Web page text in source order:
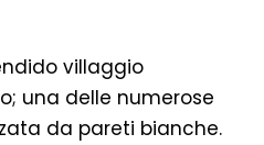
villaggio
una delle numerose
da pareti bianche.